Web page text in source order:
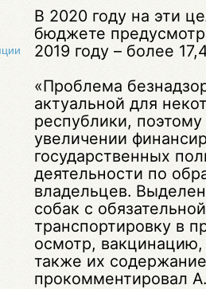
В 2020 году на эти
бюджете
2019 году – более
«Проблема
актуальной для
республики,
увеличении
государственных
деятельности по
владельцев.
собак с
транспортировку в
осмотр,
также их
прокомментировал